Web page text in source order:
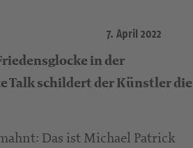
7. April 2022
in der
Talk schildert der Künstler die
Das ist Michael Patrick